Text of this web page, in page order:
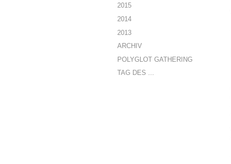
2015
2014
2013
ARCHIV
POLYGLOT GATHERING
TAG DES ...